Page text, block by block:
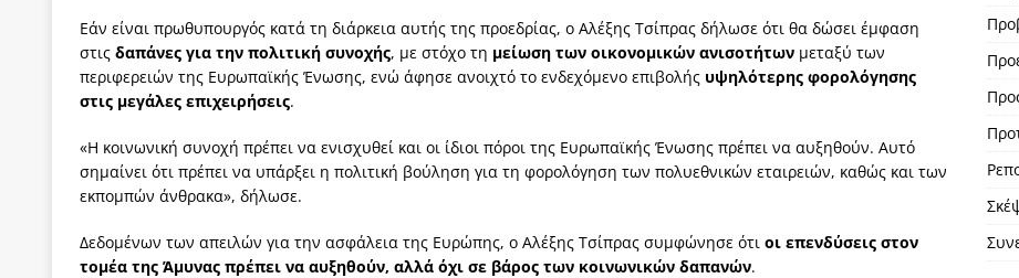
Εάν είναι πρωθυπουργός κατά τη διάρκεια αυτής της προεδρίας, ο Αλέξης Τσίπρας δήλωσε ότι θα δώσει έμφαση
στις δαπάνες για την πολιτική συνοχής, με στόχο τη μείωση των οικονομικών ανισοτήτων μεταξύ των
περιφερειών της Ευρωπαϊκής Ένωσης, ενώ άφησε ανοιχτό το ενδεχόμενο επιβολής υψηλότερης φορολόγησης
στις μεγάλες επιχειρήσεις.
«Η κοινωνική συνοχή πρέπει να ενισχυθεί και οι ίδιοι πόροι της Ευρωπαϊκής Ένωσης πρέπει να αυξηθούν. Αυτό
σημαίνει ότι πρέπει να υπάρξει η πολιτική βούληση για τη φορολόγηση των πολυεθνικών εταιρειών, καθώς και των
εκπομπών άνθρακα», δήλωσε.
Δεδομένων των απειλών για την ασφάλεια της Ευρώπης, ο Αλέξης Τσίπρας συμφώνησε ότι οι επενδύσεις στον
τομέα της Άμυνας πρέπει να αυξηθούν, αλλά όχι σε βάρος των κοινωνικών δαπανών.